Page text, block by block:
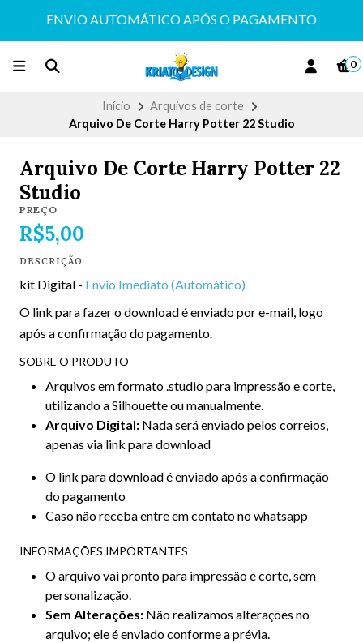
ENVIO AUTOMÁTICO APÓS O PAGAMENTO
0
Início
Arquivos de corte
Arquivo De Corte Harry Potter 22 Studio
Arquivo De Corte Harry Potter 22
Studio
PREÇO
R$5,00
DESCRIÇÃO
kit Digital - Envio Imediato (Automático)
O link para fazer o download é enviado por e-mail, logo
após a confirmação do pagamento.
SOBRE O PRODUTO
Arquivos em formato .studio para impressão e corte,
utilizando a Silhouette ou manualmente.
Arquivo Digital: Nada será enviado pelos correios,
apenas via link para download
O link para download é enviado após a confirmação
do pagamento
Caso não receba entre em contato no whatsapp
INFORMAÇÕES IMPORTANTES
O arquivo vai pronto para impressão e corte, sem
personalização.
Sem Alterações: Não realizamos alterações no
arquivo; ele é enviado conforme a prévia.